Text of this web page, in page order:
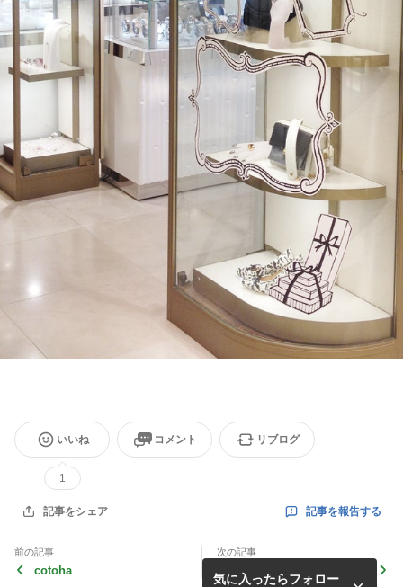
いいね
1
コメント リブログ
記事をシェア 記事を報告する
前の記事
cotoha
次の記事
気に入ったらフォロー